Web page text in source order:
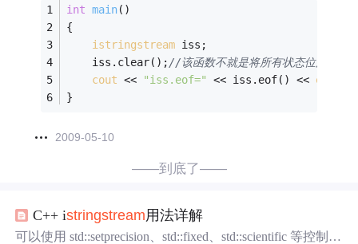
int main()
{
istringstream iss;
    iss.clear();
//该函数不就是将所有状态位清零~
cout << "iss.eof=" << iss.eof() << endl
}
2009-05-10
——到底了——
C++ istringstream用法详解
可以使用 std::setprecision、std::fixed、std::scientific 等控制符